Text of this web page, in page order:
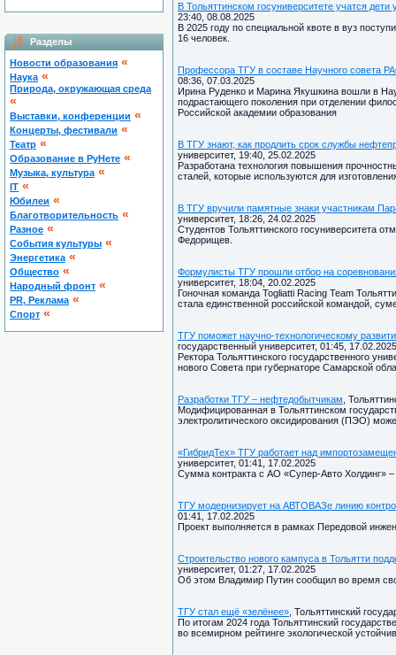
Разделы
Новости образования «
Наука «
Природа, окружающая среда
«
Выставки, конференции «
Концерты, фестивали «
Театр «
Образование в РуНете «
Музыка, культура «
IT «
Юбилеи «
Благотворительность «
Разное «
Cобытия культуры «
Энергетика «
Общество «
Народный фронт «
PR, Реклама «
Спорт «
В Тольяттинском госуниверситете учатся
23:40, 08.08.2025
В 2025 году по специальной квоте в вуз
16 человек.
Профессора ТГУ в составе Научного совета
08:36, 07.03.2025
Ирина Руденко и Марина Якушкина вошли в
подрастающего поколения при отделении
Российской академии образования
В ТГУ знают, как продлить срок службы
университет, 19:40, 25.02.2025
Разработана технология повышения
сталей, которые используются для
В ТГУ вручили памятные знаки участникам
университет, 18:26, 24.02.2025
Студентов Тольяттинского госуниверситета
Федорищев.
Формулисты ТГУ прошли отбор на
университет, 18:04, 20.02.2025
Гоночная команда Togliatti Racing Team
стала единственной российской командой,
ТГУ поможет научно-технологическому
государственный университет, 01:45, 17.02.2025
Ректора Тольяттинского государственного
нового Совета при губернаторе Самарской
Разработки ТГУ – нефтедобытчикам ,
Модифицированная в Тольяттинском
электролитического оксидирования (ПЭО)
«ГибридТех» ТГУ работает над
университет, 01:41, 17.02.2025
Сумма контракта с АО «Супер-Авто Холдинг»
ТГУ модернизирует на АВТОВАЗе линию
01:41, 17.02.2025
Проект выполняется в рамках Передовой
Строительство нового кампуса в Тольятти
университет, 01:27, 17.02.2025
Об этом Владимир Путин сообщил во время
ТГУ стал ещё «зелёнее» , Тольяттинский
По итогам 2024 года Тольяттинский
во всемирном рейтинге экологической